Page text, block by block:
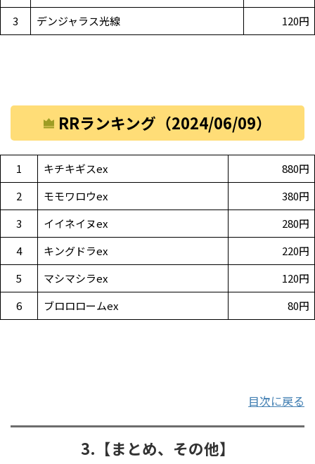
3
デンジャラス光線 120円
RRランキング（2024/06/09）
1 キチキギスex
880円
2
モモワロウex
380円
3
イイネイヌex
280円
4
キングドラex
220円
5
マシマシラex
120円
6
ブロロロームex 80円
目次に戻る
3.【まとめ、その他】